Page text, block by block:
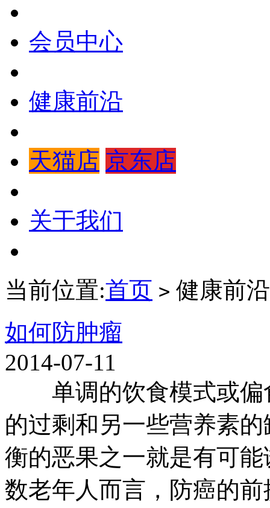
会员中心
健康前沿
天猫店 京东店
关于我们
当前位置:首页 > 健康前沿
如何防肿瘤
2014-07-11
单调的饮食模式或偏
的过剩和另一些营养素
衡的恶果之一就是有可
数老年人而言，防癌的